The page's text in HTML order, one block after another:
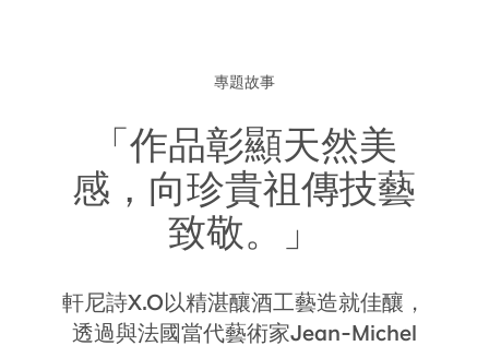
專題故事
「作品彰顯天然美
感，向珍貴祖傳技藝
致敬。」
軒尼詩X.O以精湛釀酒工藝造就佳釀，
透過與法國當代藝術家Jean-Michel